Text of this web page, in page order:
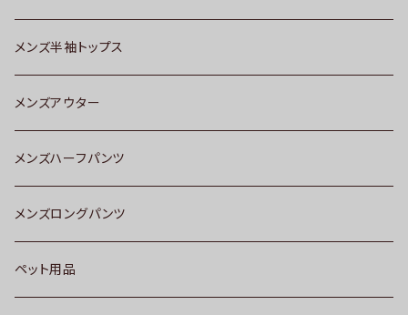
メンズ半袖トップス
メンズアウター
メンズハーフパンツ
メンズロングパンツ
ペット用品